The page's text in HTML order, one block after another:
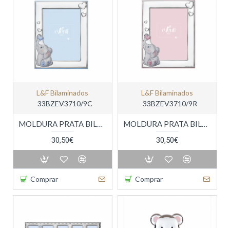
L&f Bilaminados
33BZEV3710/9C
MOLDURA PRATA BILAMINADA
30,50€
Comprar
L&f Bilaminados
33BZEV3710/9R
MOLDURA PRATA BILAMINADA
30,50€
Comprar